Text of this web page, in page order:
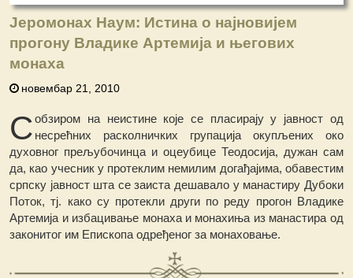
Јеромонах Наум: Истина о најновијем
прогону Владике Артемија и његових
монаха
новембар 21, 2010
Собзиром на неистине које се пласирају у јавност од
несрећних расколничких групација окупљених око
духовног прељубочинца и оцеубице Теодосија, дужан сам
да, као учесник у протеклим немилим догађајима, обавестим
српску јавност шта се заиста дешавало у манастиру Дубоки
Поток, тј. како су протекли други по реду прогон Владике
Артемија и избацивање монаха и монахиња из манастира од
законитог им Епископа одређеног за монаховање.